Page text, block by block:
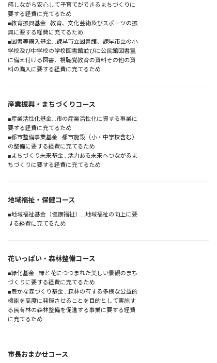
感しながら安心して子育てができるまちづくりに
要する経費に充てるため
■教育振興基金…教育、文化芸術及びスポーツの振
興に要する経費に充てるため
■図書等購入基金…諫早市立図書館、諫早市立の小
学校及び中学校の学校図書館並びに公民館図書室
に備え付ける図書、視聴覚教育の資料その他の資
料の購入に要する経費に充てるため
産業振興・まちづくりコース
■産業活性化基金…市の産業活性化に資する事業に
要する経費に充てるため
■都市整備事業基金…都市施設（小・中学校含む）
の整備に要する経費に充てるため
■まちづくり未来基金…活力ある未来へつながるま
ちづくりに要する経費に充てるため
地域福祉・保健コース
■地域福祉基金（健康福祉）…地域福祉の向上に要
する経費に充てるため
花いっぱい・森林整備コース
■緑化基金…緑と花につつまれた美しい景観のまち
づくりに要する経費に充てるため
■豊かな森づくり基金…森林の有する多様な公益的
機能を高度に発揮させることを目的として実施す
る民有林の森林整備を促進する事業に要する経費
に充てるため
市長おまかせコース